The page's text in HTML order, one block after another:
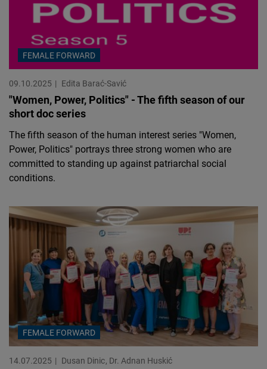
FEMALE FORWARD
09.10.2025 Edita Barać-Savić
"Women, Power, Politics" - The fifth season of our
short doc series
The fifth season of the human interest series "Women,
Power, Politics" portrays three strong women who are
committed to standing up against patriarchal social
conditions.
FEMALE FORWARD
14.07.2025 Dusan Dinic Dr. Adnan Huskić